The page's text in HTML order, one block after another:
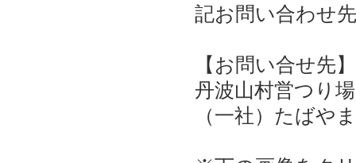
記お問い合わせ
【お問い合せ
丹波山村営つり
（一社）たば